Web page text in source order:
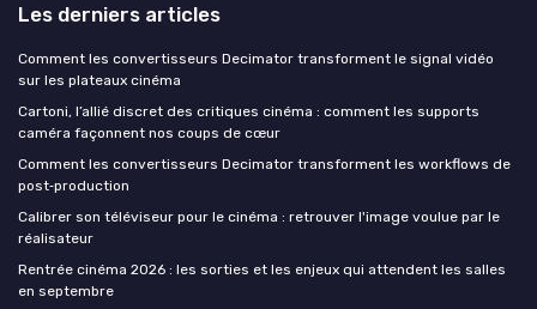
Les derniers articles
Comment les convertisseurs Decimator transforment le signal vidéo
sur les plateaux cinéma
Cartoni, l’allié discret des critiques cinéma : comment les supports
caméra façonnent nos coups de cœur
Comment les convertisseurs Decimator transforment les workflows de
post‑production
Calibrer son téléviseur pour le cinéma : retrouver l'image voulue par le
réalisateur
Rentrée cinéma 2026 : les sorties et les enjeux qui attendent les salles
en septembre